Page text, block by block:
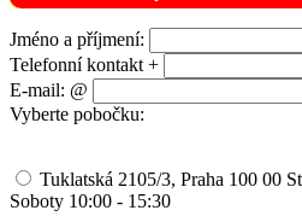
Jméno a příjmení:
Telefonní kontakt +
E-mail: @
Vyberte pobočku:
Tuklatská 2105/3, Praha 100 00
Soboty 10:00 - 15:30